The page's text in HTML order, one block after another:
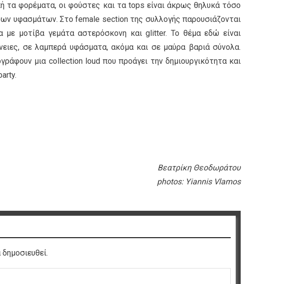
τα φορέματα, οι φούστες και τα tops είναι άκρως θηλυκά τόσο
υφασμάτων. Στο female section της συλλογής παρουσιάζονται
με μοτίβα γεμάτα αστερόσκονη και glitter. Το θέμα εδώ είναι
σε λαμπερά υφάσματα, ακόμα και σε μαύρα βαριά σύνολα.
μια collection loud που προάγει την δημιουργικότητα και
Βεατρίκη Θεοδωράτου
photos: Yiannis Vlamos